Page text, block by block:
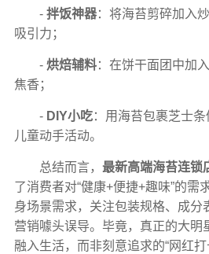
- 拌饭神器：将海苔剪碎加入
吸引力；
- 烘焙辅料：在饼干面团中加
焦香；
- DIY小吃：用海苔包裹芝士条
儿童动手活动。
总结而言， 最新高端海苔连锁
了消费者对“健康+便捷+趣味”的需
身场景需求，关注包装规格、成分
营销噱头误导。毕竟，真正的大明
融入生活，而非刻意追求的“网红打